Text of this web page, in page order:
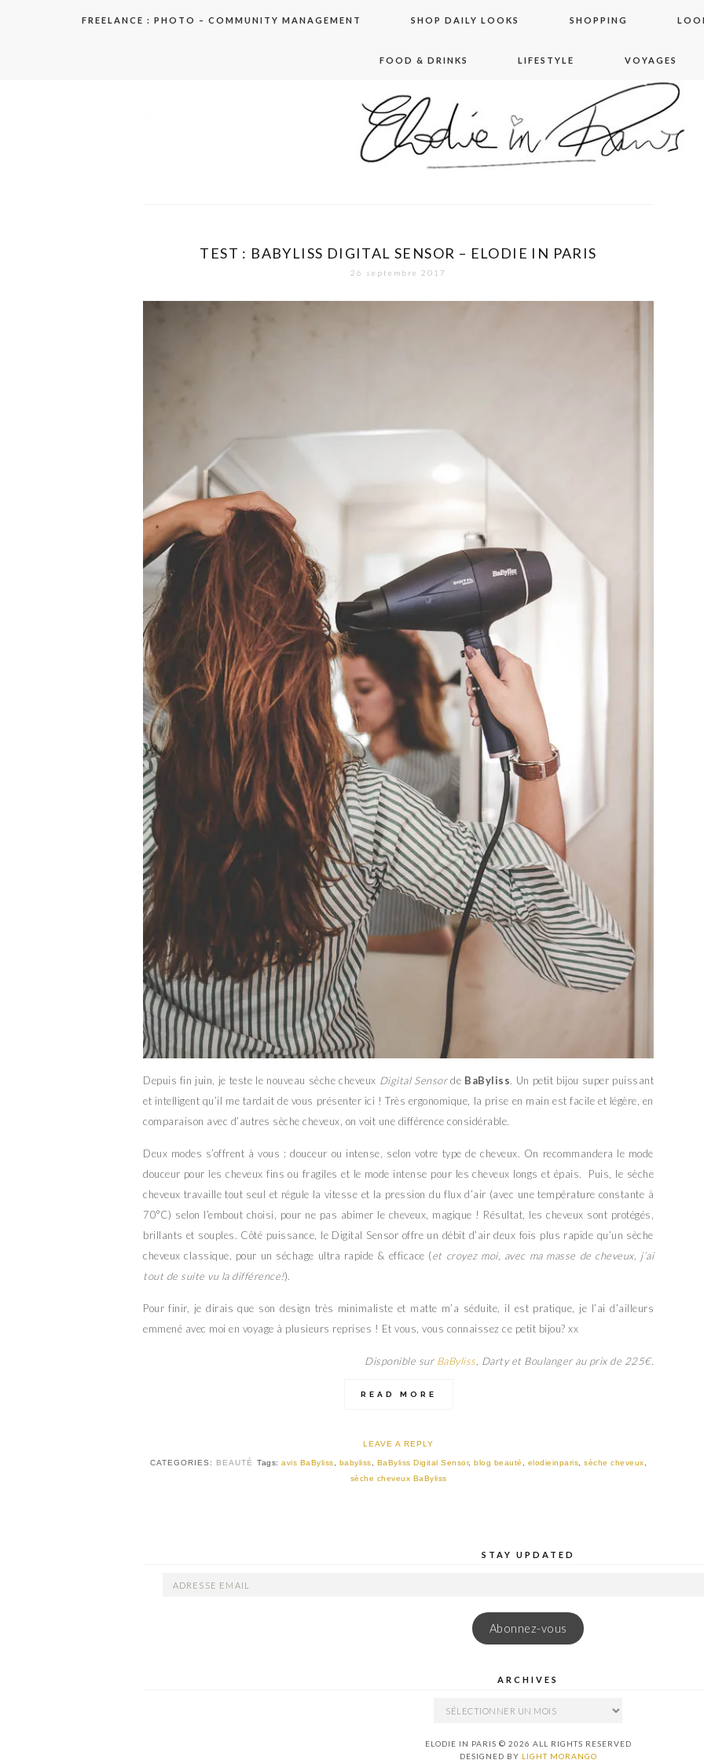
FREELANCE : PHOTO – COMMUNITY MANAGEMENT SHOP DAILY LOOKS SHOPPING
FOOD & DRINKS LIFESTYLE VOYAGES
elodie in paris
TEST : BABYLISS DIGITAL SENSOR – ELODIE IN PARIS
26 septembre 2017
Depuis fin juin, je teste le nouveau sèche cheveux Digital Sensorde BaByliss. Un petit bijou super puissant
et intelligent qu’il me tardait de vous présenter ici ! Très ergonomique, la prise en main est facile et légère, en
comparaison avec d’autres sèche cheveux, on voit une différence considérable.
Deux modes s’offrent à vous : douceur ou intense, selon votre type de cheveux. On recommandera le mode
douceur pour les cheveux fins ou fragiles et le mode intense pour les cheveux longs et épais. Puis, le sèche
cheveux travaille tout seul et régule la vitesse et la pression du flux d’air (avec une température constante à
70°C) selon l’embout choisi, pour ne pas abimer le cheveux, magique ! Résultat, les cheveux sont protégés,
brillants et souples. Côté puissance, le Digital Sensor offre un débit d’air deux fois plus rapide qu’un sèche
cheveux classique, pour un séchage ultra rapide & efficace (et croyez moi, avec ma masse de cheveux, j’ai
tout de suite vu la différence!).
Pour finir, je dirais que son design très minimaliste et matte m’a séduite, il est pratique, je l’ai d’ailleurs
emmené avec moi en voyage à plusieurs reprises ! Et vous, vous connaissez ce petit bijou? xx
Disponible sur BaByliss, Darty et Boulanger au prix de 225€.
READ MORE
LEAVE A REPLY
CATEGORIES: BEAUTÉ Tags: avis BaByliss, babyliss, BaByliss Digital Sensor, blog beauté , elodieinparis, sèche cheveux,
sèche cheveux BaByliss
STAY UPDATED
ADRESSE
Abonnez-vous
ARCHIVES
ARCHIVES
ELODIE IN PARIS © 2026 ALL RIGHTS RESERVED
DESIGNED BY LIGHT MORANGO